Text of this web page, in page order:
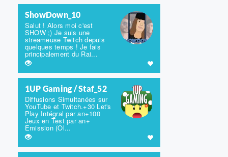
ShowDown_10
Salut ! Alors moi c'est
SHOW ;) Je suis une
streameuse Twitch depuis
quelques temps ! Je fais
principalement du Rai...
1UP Gaming / Staf_52
Diffusions Simultanées sur
YouTube et Twitch.+30 Let's
Play Intégral par an+100
Jeux en Test par an+
Emission (Ol...